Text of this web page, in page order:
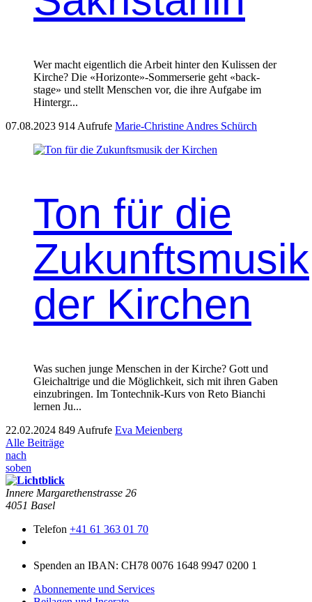
Wer macht eigentlich die Arbeit hin­ter den Kulis­sen der
Kirche? Die «Horizonte»-Sommerserie geht «back­
stage» und stellt Men­schen vor, die ihre Auf­gabe im
Hin­ter­gr...
07.08.2023 914 Aufrufe Marie-Christine Andres Schürch
Ton für die
Zukunftsmusik
der Kirchen
Was suchen junge Men­schen in der Kirche? Gott und
Gle­ichal­trige und die Möglichkeit, sich mit ihren Gaben
einzubrin­gen. Im Ton­tech­nik-Kurs von Reto Bianchi
ler­nen Ju...
22.02.2024 849 Aufrufe Eva Meienberg
Alle Beiträge
nach
soben
Innere Mar­garethen­strasse 26
4051 Basel
Telefon +41 61 363 01 70
Spenden an IBAN: CH78 0076 1648 9947 0200 1
Abonnemente und Services